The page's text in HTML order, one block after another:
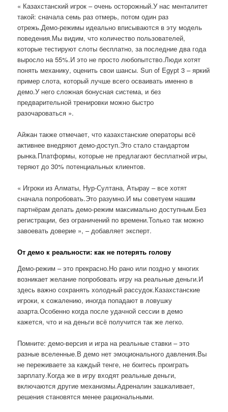
« Казахстанский игрок – очень осторожный.У нас менталитет
такой: сначала семь раз отмерь, потом один раз
отрежь.Демо-режимы идеально вписываются в эту модель
поведения.Мы видим, что количество пользователей,
которые тестируют слоты бесплатно, за последние два года
выросло на 55%.И это не просто любопытство.Люди хотят
понять механику, оценить свои шансы. Sun of Egypt 3 – яркий
пример слота, который лучше всего осваивать именно в
демо.У него сложная бонусная система, и без
предварительной тренировки можно быстро
разочароваться ».
Айжан также отмечает, что казахстанские операторы всё
активнее внедряют демо-доступ.Это стало стандартом
рынка.Платформы, которые не предлагают бесплатной игры,
теряют до 30% потенциальных клиентов.
« Игроки из Алматы, Нур-Султана, Атырау – все хотят
сначала попробовать.Это разумно.И мы советуем нашим
партнёрам делать демо-режим максимально доступным.Без
регистрации, без ограничений по времени.Только так можно
завоевать доверие », – добавляет эксперт.
От демо к реальности: как не потерять голову
Демо-режим – это прекрасно.Но рано или поздно у многих
возникает желание попробовать игру на реальные деньги.И
здесь важно сохранять холодный рассудок.Казахстанские
игроки, к сожалению, иногда попадают в ловушку
азарта.Особенно когда после удачной сессии в демо
кажется, что и на деньги всё получится так же легко.
Помните: демо-версия и игра на реальные ставки – это
разные вселенные.В демо нет эмоционального давления.Вы
не переживаете за каждый тенге, не боитесь проиграть
зарплату.Когда же в игру входят реальные деньги,
включаются другие механизмы.Адреналин зашкаливает,
решения становятся менее рациональными.